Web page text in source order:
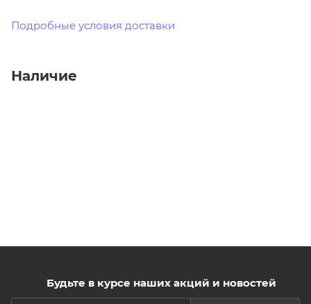
Подробные условия доставки
Наличие
Будьте в курсе наших акций и новостей